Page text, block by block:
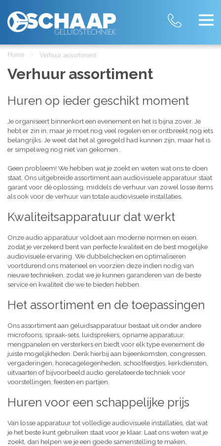
Home Verhuur assortiment
Verhuur assortiment
Huren op ieder geschikt moment
Je organiseert binnenkort een evenement en het is bijna zover. Je
hebt er zin in, maar je moet nog veel regelen en er ontbreekt nog iets
belangrijks. Je weet dat het al geregeld had kunnen zijn, maar het is
er simpelweg nog niet van gekomen..
Geen probleem! We hebben wat je zoekt en weten wat ons te doen
staat. Ons uitgebreide assortiment aan audiovisuele apparatuur staat
garant voor dé oplossing, middels de verhuur van zowel losse items
als ook voor de verhuur van totale audiovisuele installaties.
Kwaliteitsapparatuur dat werkt
Onze audio apparatuur voldoet aan moderne normen en eisen,
zodat je verzekerd bent van perfecte kwaliteit en de best mogelijke
audiovisuele ervaring. We dubbelchecken en optimaliseren
voortdurend ons materieel en voorzien deze indien nodig van
nieuwe technieken, zodat we je kunnen garanderen van de beste
service en kwaliteit die we te bieden hebben.
Het assortiment en de toepassingen
Ons assortiment aan geluidsapparatuur bestaat uit onder andere
microfoons, spraak-sets, luidsprekers, opname apparatuur,
mengpanelen en versterkers en biedt voor elk type evenement de
juiste mogelijkheden. Denk hierbij aan bijeenkomsten, congressen,
vergaderingen, horecagelegenheden, schoolfeestjes, kerkdiensten,
uitvaarten of bijvoorbeeld audio gerelateerde techniek voor
voorstellingen, feesten en partijen.
Huren voor een schappelijke prijs
Van losse apparatuur tot volledige audiovisuele installaties, dat wat
je het beste kunt gebruiken staat voor je klaar. Laat ons weten wat je
zoekt, dan helpen we je een goede samenstelling te maken,